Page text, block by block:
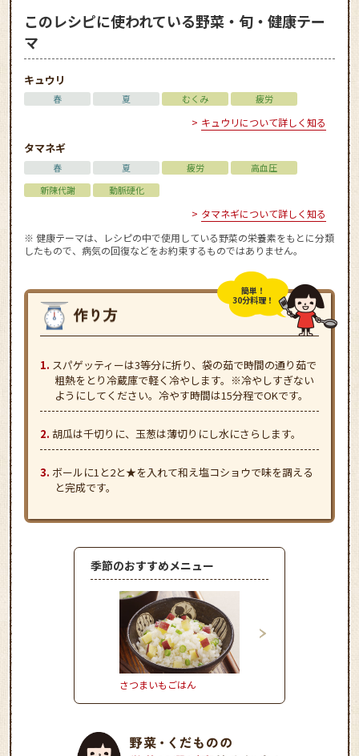
このレシピに使われている野菜・旬・健康テー
マ
キュウリ
春 夏 むくみ 疲労
キュウリについて詳しく知る
タマネギ
春 夏 疲労
高血圧
新陳代謝
動脈硬化
タマネギについて詳しく知る
※ 健康テーマは、レシピの中で使用している野菜の栄養素をもとに分類
したもので、病気の回復などをお約束するものではありません。
簡単！
30分料理！
スパゲッティーは3等分に折り、袋の茹で時間の通り茹で
粗熱をとり冷蔵庫で軽く冷やします。※冷やしすぎない
ようにしてください。冷やす時間は15分程でOKです。
胡瓜は千切りに、玉葱は薄切りにし水にさらします。
ボールに1と2と★を入れて和え塩コショウで味を調える
と完成です。
季節のおすすめメニュー
さつまいもごはん とうもろこしのかき揚げ